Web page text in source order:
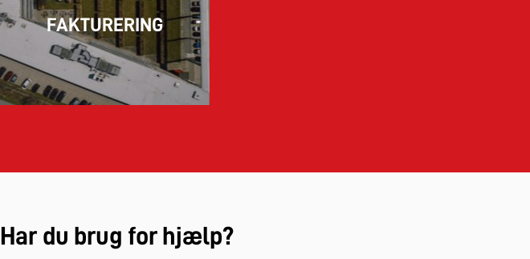
FAKTURERING
Har du brug for hjælp?